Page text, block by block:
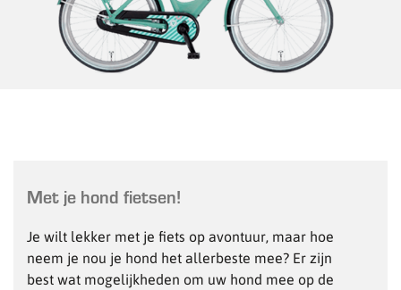
Met je hond fietsen!
Je wilt lekker met je fiets op avontuur, maar hoe
neem je nou je hond het allerbeste mee? Er zijn
best wat mogelijkheden om uw hond mee op de